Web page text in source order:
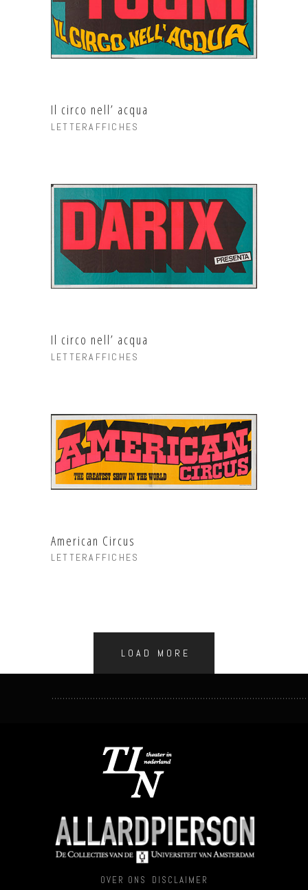
Il circo nell’ acqua
LETTERAFFICHES
Il circo nell’ acqua
LETTERAFFICHES
American Circus
LETTERAFFICHES
LOAD MORE
OVER ONS DISCLAIMER